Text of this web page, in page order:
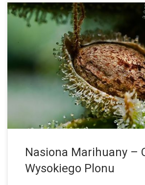
Najważniejszym czynnikiem niezbędnym
plonów, dobrego jakościowo cannabisu […]
Nasiona Marihuany –
Wysokiego Plonu